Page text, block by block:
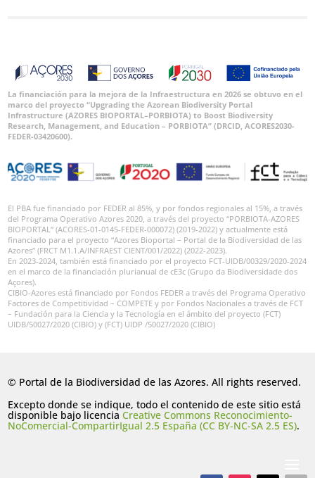
La financiación para la mejora de la Infraestructura en 2026 se obtuvo en el
marco del proyecto “Upgrading the Azorean Biodiversity Portal
Infrastructure (AZORES BIOPORTAL–PORBIOTA) to Boost Biodiversity
Research, Management, and Education – PORBIOTA” (DRCID, ACORES2030-
FEDER-03420600).
El PBA fue financiado por FEDER al 85%, y por fondos regionales al 15%, a través
del Programa Operativo Azores 2020, a través del proyecto “PORBIOTA-AZORES
BIOPORTAL” (ACORES-01-0145-FEDER-000072) (2019-2022) y actualmente está
financiado para el proyecto “Azores Bioportal – Portal de la Biodiversidad de las
Azores” (FRCT M1.1.A/INFRAEST CIENT/001/2022) (2022-2023).
En 2023-2024, también está financiado por el proyecto FCT-UIDB/00329/2020-2024
en el marco de la financiación plurianual de cE3c (Grupo da Biodiversidade dos
Açores).
CIBIO-Azores está financiado por Fondos FEDER a través del Programa Operativo
Factores de Competitividad – COMPETE y por Fondos Nacionales a través de FCT
– Fundación para la Ciencia y la Tecnología en el ámbito del proyecto (FCT)
UIDB/50027/2020 (CIBIO) y (FCT) UIDP /50027/2020 (CIBIO)
© Portal de la Biodiversidad de las Azores. All rights reserved.
Excepto donde se indique, todo el contenido de este sitio está
disponible bajo licenciaCreative Commons Reconocimiento-
NoComercial-CompartirIgual 2.5 España (CC BY-NC-SA 2.5 ES).